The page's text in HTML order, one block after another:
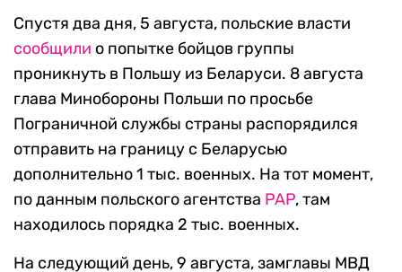
Спустя два дня, 5 августа, польские власти
сообщили о попытке бойцов группы
проникнуть в Польшу из Беларуси. 8 августа
глава Минобороны Польши по просьбе
Пограничной службы страны распорядился
отправить на границу с Беларусью
дополнительно 1 тыс. военных. На тот момент,
по данным польского агентства PAP, там
находилось порядка 2 тыс. военных.
На следующий день, 9 августа, замглавы МВД